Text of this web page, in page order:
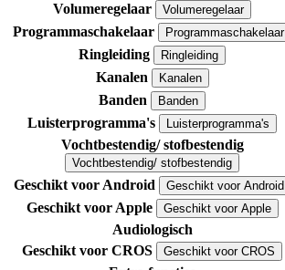
Volumeregelaar
Volumeregelaar
Programmaschakelaar Programmaschakelaar
Ringleiding Ringleiding
Kanalen Kanalen
Banden
Banden
Luisterprogramma's
Luisterprogramma's
Vochtbestendig/ stofbestendig
Vochtbestendig/ stofbestendig
Geschikt voor Android Geschikt voor Android
Geschikt voor Apple Geschikt voor Apple
Audiologisch
Geschikt voor CROS
Geschikt voor CROS